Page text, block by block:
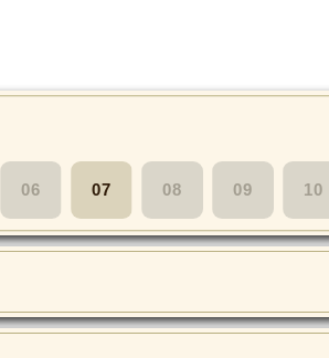
06 07 08 09 10